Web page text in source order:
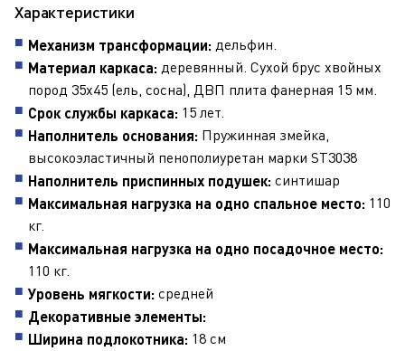
Характеристики
Механизм трансформации: дельфин.
Материал каркаса: деревянный. Сухой брус хвойных
пород 35х45 (ель, сосна), ДВП плита фанерная 15 мм.
Срок службы каркаса: 15 лет.
Наполнитель основания: Пружинная змейка,
высокоэластичный пенополиуретан марки ST3038
Наполнитель приспинных подушек: синтишар
Максимальная нагрузка на одно спальное место: 110
кг.
Максимальная нагрузка на одно посадочное место:
110 кг.
Уровень мягкости: средней
Декоративные элементы:
Ширина подлокотника: 18 см